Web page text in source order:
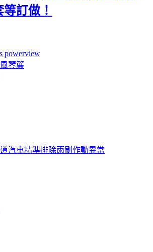
訂做！
powerview
琴簾
汽車精準排除雨刷作動異常